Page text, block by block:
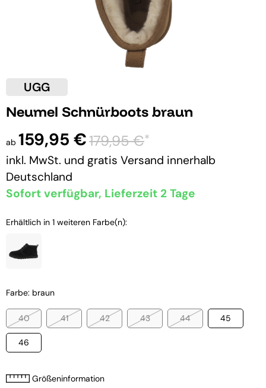
UGG
Neumel Schnürboots braun
ab 159,95 €179,95 €*
inkl. MwSt. und gratis Versand innerhalb
Deutschland
Sofort verfügbar, Lieferzeit 2 Tage
Erhältlich in 1 weiteren Farbe(n):
Farbe: braun
40 41 42 43 44 45
46
Größeninformation